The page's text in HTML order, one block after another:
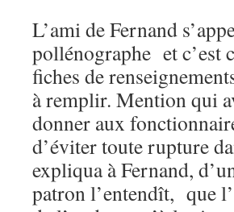
L’ami de Fernand
pollénographe et c’est
fiches de
à remplir. Mention qui
donner aux
d’éviter toute rupture
expliqua à Fernand,
patron l’entendît, que